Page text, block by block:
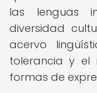
las lenguas
diversidad
acervo
tolerancia y el
formas de